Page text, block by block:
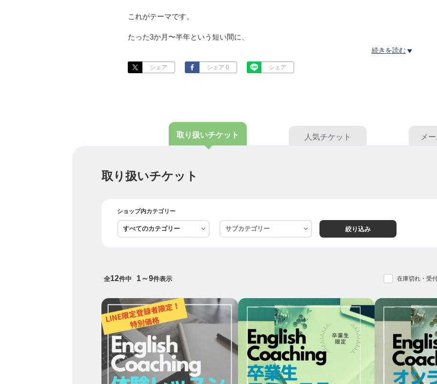
これがテーマです。
たった3か月〜半年という短い間に、
「憧れ」だった英語を「自信」に変えていくプログラムを提供しています。
英語は、ただの「ツール」でしかありません。
その「ツール」を得て、使って、何がしたいのか？
当校には、いろいろな思いを抱いてたくさんの生徒さんたちがきてくださっています。
「将来、子供と一緒に海外旅行や、留学などを楽しみたい！」
すごく素敵ですよね。
英語って、世界共通言語なので世界の人々と交流できる力を持っていると思います。
私自身がそうだったのですが、
続きを読む
シェア シェア 0 シェア
取り扱いチケット 人気チケット メ
取り扱いチケット
ショップ内カテゴリー
絞り込み
在庫切れ・受
全12件中 1～9件表示